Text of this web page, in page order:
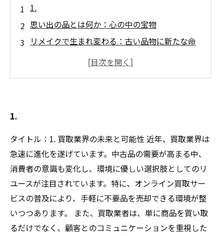
1.
思い出の品とは何か：心の中の宝物
リメイクで生まれ変わる：古い品物に新たな命
意味
1.
タイトル：1. 買取業界の未来と可能性 近年、買取業界は
急速に進化を遂げています。中古品の需要が高まる中、
消費者の意識も変化し、環境に優しい選択肢としてのリ
ユースが注目されています。特に、オンライン買取サー
ビスの普及により、手軽に不要品を売却できる環境が整
いつつあります。 また、買取業者は、単に商品を買い取
るだけでなく、顧客とのコミュニケーションを重視した